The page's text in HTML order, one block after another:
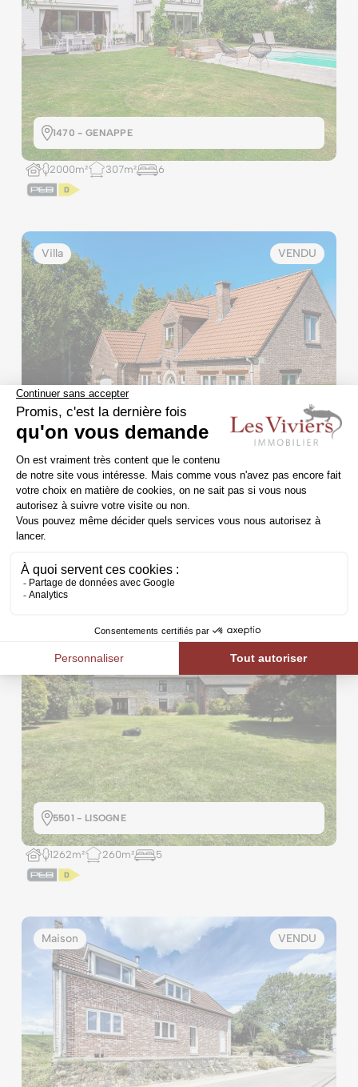
1470 - GENAPPE
2000m² 307m² 6
Villa VENDU
1325 - DION-LE-VAL
1000m² 180m² 3
Maison villageoise
5501 - LISOGNE
1262m² 260m² 5
Maison VENDU